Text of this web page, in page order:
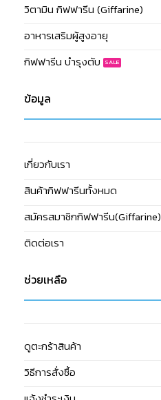
วิตามิน กิฟฟารีน (Giffarine)
อาหารเสริมผู้สูงอายุ
กิฟฟารีน บำรุงตับ
ข้อมูล
เกี่ยวกับเรา
สินค้ากิฟฟารีนทั้งหมด
สมัครสมาชิกกิฟฟารีน(Giffarine)
ติดต่อเรา
ช่วยเหลือ
ดูตะกร้าสินค้า
วิธีการสั่งซื้อ